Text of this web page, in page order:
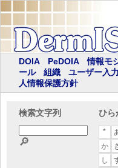
DOIA PeDOIA
情報モ
ール
組織 ユーザー入力
人情報保護方針
検索文字列
🔎
ひら
*
か
し